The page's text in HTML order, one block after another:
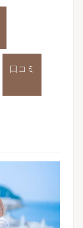
口コミ